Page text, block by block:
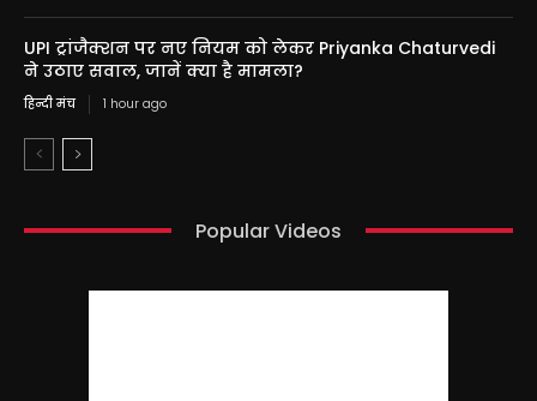
UPI ट्रांजैक्शन पर नए नियम को लेकर Priyanka Chaturvedi
ने उठाए सवाल, जानें क्या है मामला?
हिन्दी मंच 1 hour ago
Popular Videos